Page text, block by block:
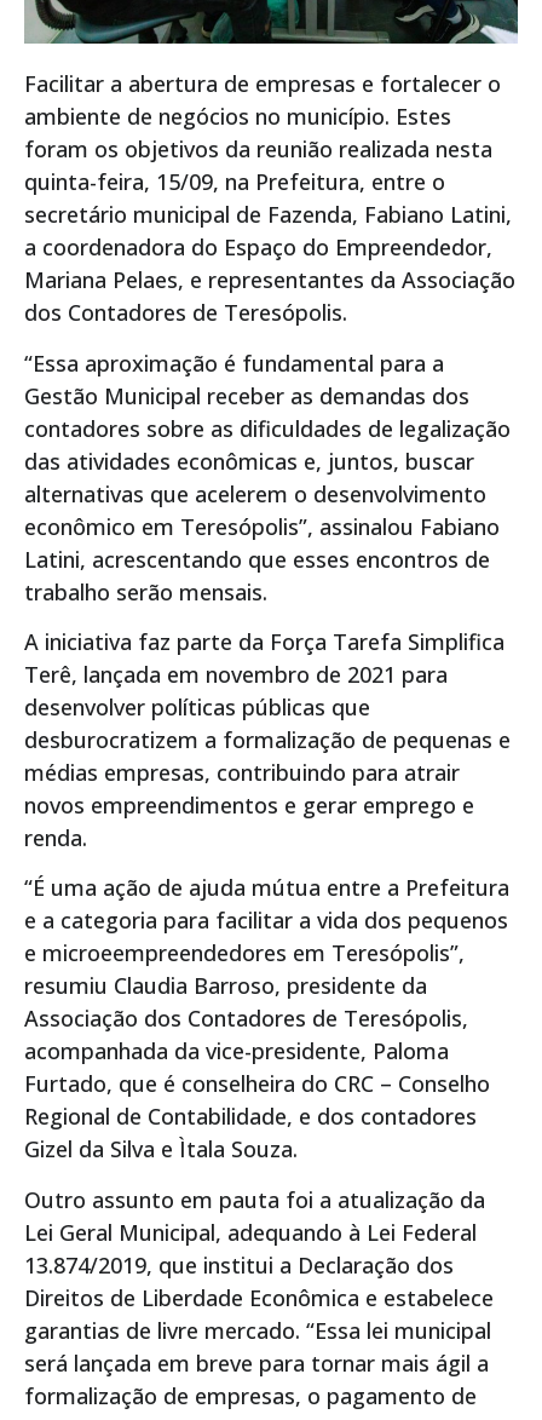
Facilitar a abertura de empresas e fortalecer o
ambiente de negócios no município. Estes
foram os objetivos da reunião realizada nesta
quinta-feira, 15/09, na Prefeitura, entre o
secretário municipal de Fazenda, Fabiano Latini,
a coordenadora do Espaço do Empreendedor,
Mariana Pelaes, e representantes da Associação
dos Contadores de Teresópolis.
“Essa aproximação é fundamental para a
Gestão Municipal receber as demandas dos
contadores sobre as dificuldades de legalização
das atividades econômicas e, juntos, buscar
alternativas que acelerem o desenvolvimento
econômico em Teresópolis”, assinalou Fabiano
Latini, acrescentando que esses encontros de
trabalho serão mensais.
A iniciativa faz parte da Força Tarefa Simplifica
Terê, lançada em novembro de 2021 para
desenvolver políticas públicas que
desburocratizem a formalização de pequenas e
médias empresas, contribuindo para atrair
novos empreendimentos e gerar emprego e
renda.
“É uma ação de ajuda mútua entre a Prefeitura
e a categoria para facilitar a vida dos pequenos
e microeempreendedores em Teresópolis”,
resumiu Claudia Barroso, presidente da
Associação dos Contadores de Teresópolis,
acompanhada da vice-presidente, Paloma
Furtado, que é conselheira do CRC – Conselho
Regional de Contabilidade, e dos contadores
Gizel da Silva e Ìtala Souza.
Outro assunto em pauta foi a atualização da
Lei Geral Municipal, adequando à Lei Federal
13.874/2019, que institui a Declaração dos
Direitos de Liberdade Econômica e estabelece
garantias de livre mercado. “Essa lei municipal
será lançada em breve para tornar mais ágil a
formalização de empresas, o pagamento de